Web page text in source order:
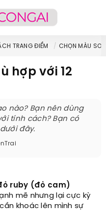
TRANG ĐIỂM CHỌN MÀU
hợp với 12
nào? Bạn nên dùng
tính cách? Bạn có
đây.
đỏ ruby (đỏ cam)
mẽ nhưng lại cực kỳ
khoác lên mình sự